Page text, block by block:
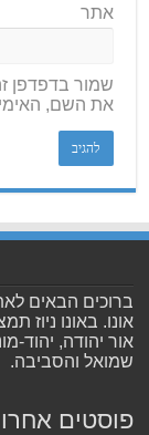
אתר
שמור בדפדפן
את השם,
ברוכים הבאים
אונו. באונו ניוז
אור יהודה, יהוד-
שמואל והסביבה.
פוסטים